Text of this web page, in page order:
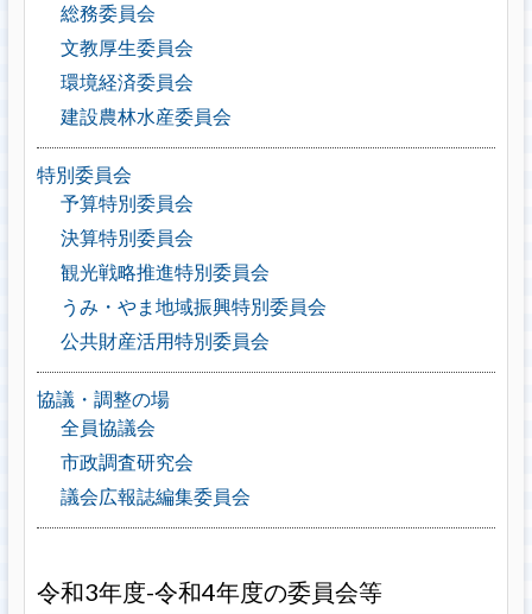
総務委員会
文教厚生委員会
環境経済委員会
建設農林水産委員会
特別委員会
予算特別委員会
決算特別委員会
観光戦略推進特別委員会
うみ・やま地域振興特別委員会
公共財産活用特別委員会
協議・調整の場
全員協議会
市政調査研究会
議会広報誌編集委員会
令和3年度-令和4年度の委員会等